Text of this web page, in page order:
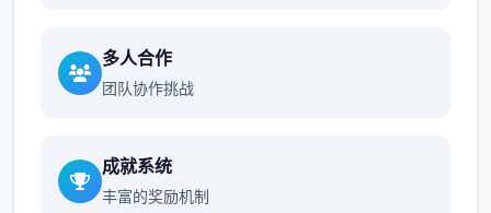
多人合作
团队协作挑战
成就系统
丰富的奖励机制